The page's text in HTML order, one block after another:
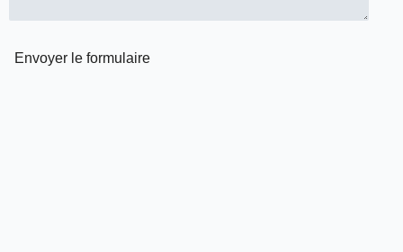
Envoyer le formulaire